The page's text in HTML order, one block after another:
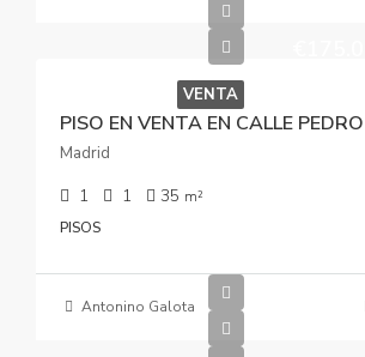
VENTA
PISO EN VENTA EN CALLE
Madrid
1 1 35 m²
PISOS
Antonino Galota